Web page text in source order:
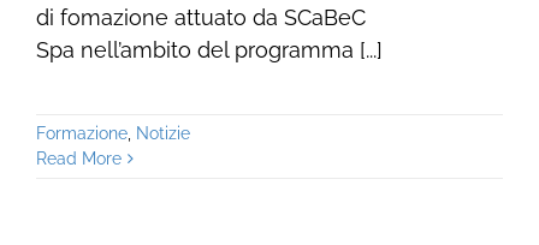
di fomazione attuato da SCaBeC
Spa nell’ambito del programma [...]
Formazione, Notizie
Read More